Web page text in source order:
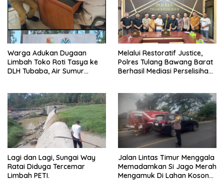
Warga Adukan Dugaan
Limbah Toko Roti Tasya ke
DLH Tubaba, Air Sumur
Melalui Restoratif Justice,
Polres Tulang Bawang Barat
Berhasil Mediasi Perselisihan
Lagi dan Lagi, Sungai Way
Ratai Diduga Tercemar
Limbah PETI.
Jalan Lintas Timur Menggala
Memadamkan Si Jago Merah
Mengamuk Di Lahan Kosong,